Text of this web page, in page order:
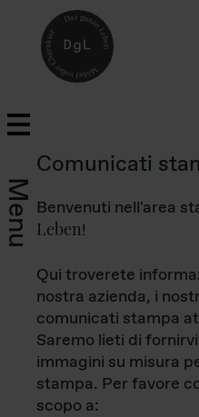
Menu
Comunicati
Benvenuti nell'area
Leben!
Qui troverete
nostra azienda, i
comunicati stampa
Saremo lieti di
immagini su misura
stampa. Per favore
scopo a: